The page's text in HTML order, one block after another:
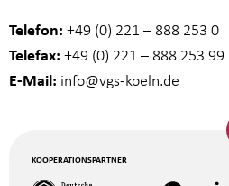
Telefon: +49 (0) 221 – 888 253 0
Telefax: +49 (0) 221 – 888 253 99
E-Mail: info@vgs-koeln.de
KOOPERATIONSPARTNER